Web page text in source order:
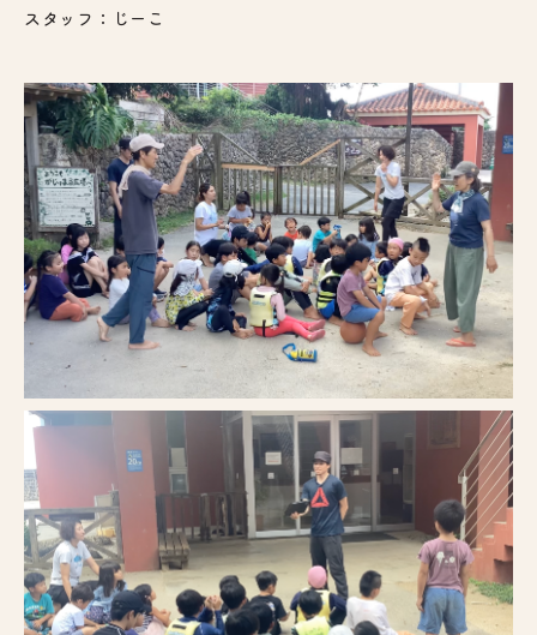
スタッフ：じーこ